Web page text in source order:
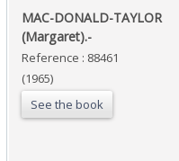
‎MAC-DONALD-TAYLOR
(Margaret).-‎
Reference : 88461
(1965)
See the book